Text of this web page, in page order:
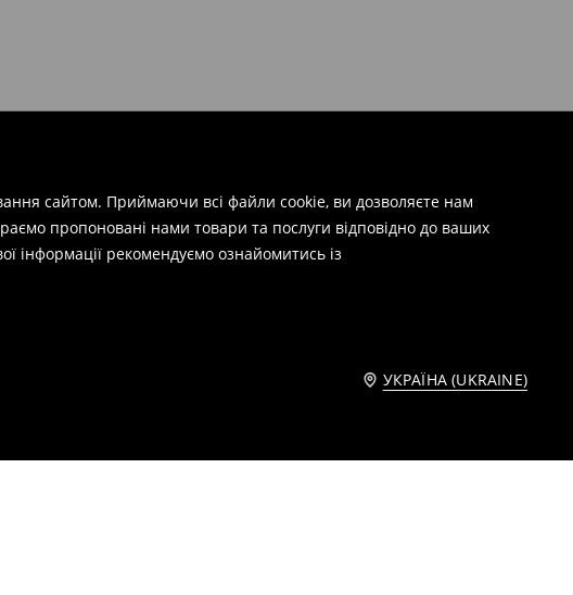
сайтом. Приймаючи всі файли cookie, ви дозволяєте нам
пропоновані нами товари та послуги відповідно до ваших
інформації рекомендуємо ознайомитись із
УКРАЇНА (UKRAINE)